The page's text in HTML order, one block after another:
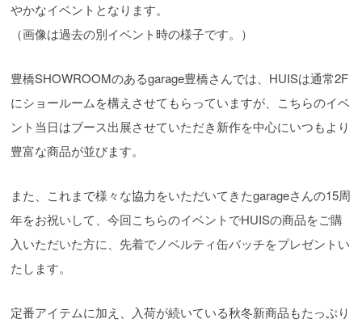
やかなイベントとなります。
（画像は過去の別イベント時の様子です。）
豊橋SHOWROOMのあるgarage豊橋さんでは、HUISは通常2F
にショールームを構えさせてもらっていますが、こちらのイベ
ント当日はブース出展させていただき新作を中心にいつもより
豊富な商品が並びます。
また、これまで様々な協力をいただいてきたgarageさんの15周
年をお祝いして、今回こちらのイベントでHUISの商品をご購
入いただいた方に、先着でノベルティ缶バッチをプレゼントい
たします。
定番アイテムに加え、入荷が続いている秋冬新商品もたっぷり